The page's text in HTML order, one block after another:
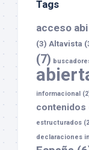
Tags
acceso
(3) Altavista
(7)
informacional
contenidos
estructurados
declaraciones